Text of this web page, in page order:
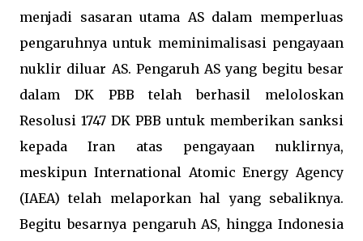
menjadi sasaran utama AS dalam memperluas
pengaruhnya untuk meminimalisasi pengayaan
nuklir diluar AS. Pengaruh AS yang begitu besar
dalam DK PBB telah berhasil meloloskan
Resolusi 1747 DK PBB untuk memberikan sanksi
kepada Iran atas pengayaan nuklirnya,
meskipun International Atomic Energy Agency
(IAEA) telah melaporkan hal yang sebaliknya.
Begitu besarnya pengaruh AS, hingga Indonesia